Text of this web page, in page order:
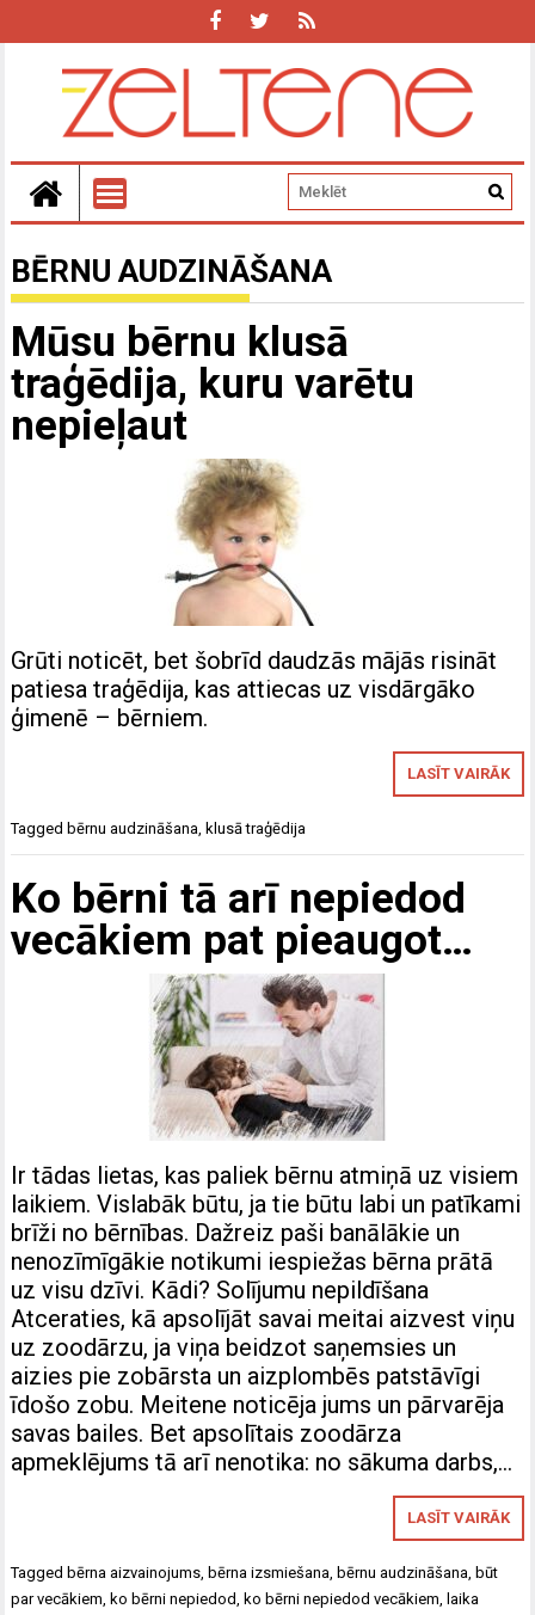
BĒRNU AUDZINĀŠANA
Mūsu bērnu klusā
traģēdija, kuru varētu
nepieļaut
Grūti noticēt, bet šobrīd daudzās mājās risināt
patiesa traģēdija, kas attiecas uz visdārgāko
ģimenē – bērniem.
LASĪT VAIRĀK
Taggedbērnu audzināšana ,klusā traģēdija
Ko bērni tā arī nepiedod
vecākiem pat pieaugot…
Ir tādas lietas, kas paliek bērnu atmiņā uz visiem
laikiem. Vislabāk būtu, ja tie būtu labi un patīkami
brīži no bērnības. Dažreiz paši banālākie un
nenozīmīgākie notikumi iespiežas bērna prātā
uz visu dzīvi. Kādi? Solījumu nepildīšana
Atceraties, kā apsolījāt savai meitai aizvest viņu
uz zoodārzu, ja viņa beidzot saņemsies un
aizies pie zobārsta un aizplombēs patstāvīgi
īdošo zobu. Meitene noticēja jums un pārvarēja
savas bailes. Bet apsolītais zoodārza
apmeklējums tā arī nenotika: no sākuma darbs,…
LASĪT VAIRĀK
Tagged bērna aizvainojums, bērna izsmiešana, bērnu audzināšana, būt
par vecākiem, ko bērni nepiedod, ko bērni nepiedod vecākiem, laika